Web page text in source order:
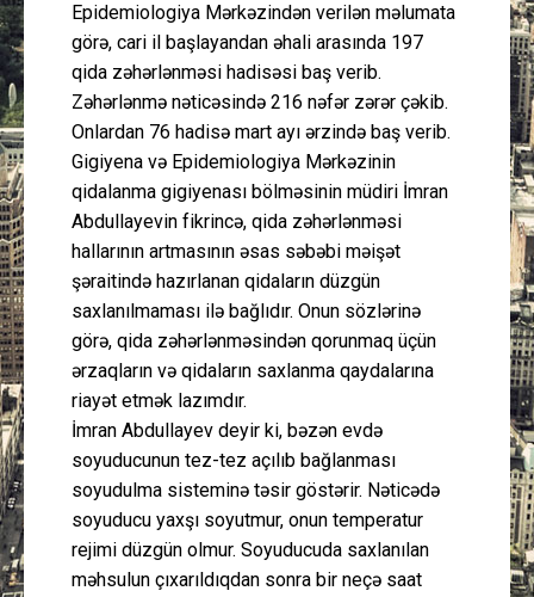
Peşə etikası
Əlaqə
Epidemiologiya Mərkəzindən verilən məlumata
görə, cari il başlayandan əhali arasında 197
qida zəhərlənməsi hadisəsi baş verib.
Zəhərlənmə nəticəsində 216 nəfər zərər çəkib.
Onlardan 76 hadisə mart ayı ərzində baş verib.
Gigiyena və Epidemiologiya Mərkəzinin
qidalanma gigiyenası bölməsinin müdiri İmran
Abdullayevin fikrincə, qida zəhərlənməsi
hallarının artmasının əsas səbəbi məişət
şəraitində hazırlanan qidaların düzgün
saxlanılmaması ilə bağlıdır. Onun sözlərinə
görə, qida zəhərlənməsindən qorunmaq üçün
ərzaqların və qidaların saxlanma qaydalarına
riayət etmək lazımdır.
İmran Abdullayev deyir ki, bəzən evdə
soyuducunun tez-tez açılıb bağlanması
soyudulma sisteminə təsir göstərir. Nəticədə
soyuducu yaxşı soyutmur, onun temperatur
rejimi düzgün olmur. Soyuducuda saxlanılan
məhsulun çıxarıldıqdan sonra bir neçə saat